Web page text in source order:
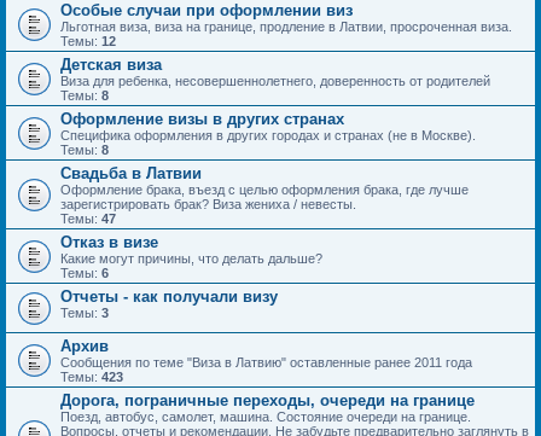
Особые случаи при оформлении виз
Льготная виза, виза на границе, продление в Латвии, просроченная виза.
Темы: 12
Детская виза
Виза для ребенка, несовершеннолетнего, доверенность от родителей
Темы: 8
Оформление визы в других странах
Специфика оформления в других городах и странах (не в Москве).
Темы: 8
Свадьба в Латвии
Оформление брака, въезд с целью оформления брака, где лучше
зарегистрировать брак? Виза жениха / невесты.
Темы: 47
Отказ в визе
Какие могут причины, что делать дальше?
Темы: 6
Отчеты - как получали визу
Темы: 3
Архив
Сообщения по теме "Виза в Латвию" оставленные ранее 2011 года
Темы: 423
Дорога, пограничные переходы, очереди на границе
Поезд, автобус, самолет, машина. Состояние очереди на границе.
Вопросы, отчеты и рекомендации. Не забудьте предварительно заглянуть в